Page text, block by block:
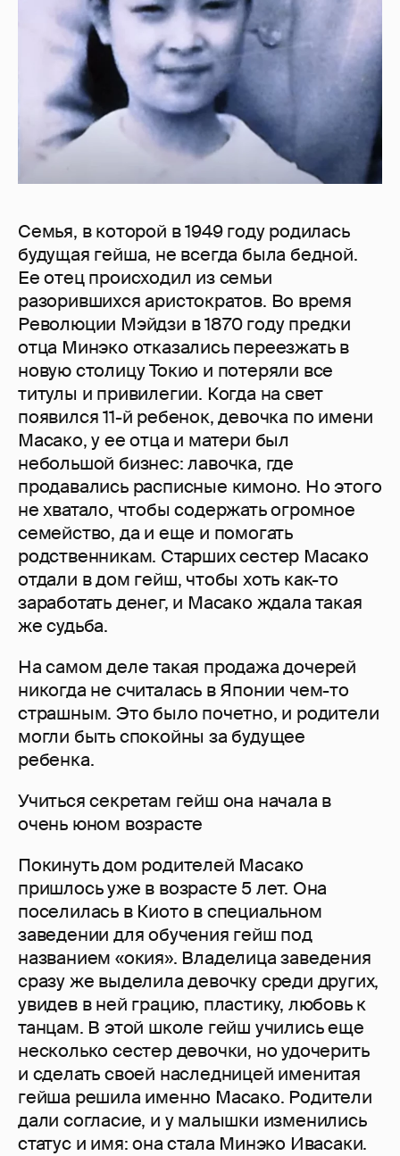
Cемья, в которой в 1949 году родилась
будущая гейша, не всегда была бедной.
Ее отец происходил из семьи
разорившихся аристократов. Во время
Революции Мэйдзи в 1870 году предки
отца Минэко отказались переезжать в
новую столицу Токио и потеряли все
титулы и привилегии. Когда на свет
появился 11-й ребенок, девочка по имени
Масако, у ее отца и матери был
небольшой бизнес: лавочка, где
продавались расписные кимоно. Но этого
не хватало, чтобы содержать огромное
семейство, да и еще и помогать
родственникам. Старших сестер Масако
отдали в дом гейш, чтобы хоть как-то
заработать денег, и Масако ждала такая
же судьба.
На самом деле такая продажа дочерей
никогда не считалась в Японии чем-то
страшным. Это было почетно, и родители
могли быть спокойны за будущее
ребенка.
Учиться секретам гейш она начала в
очень юном возрасте
Покинуть дом родителей Масако
пришлось уже в возрасте 5 лет. Она
поселилась в Киото в специальном
заведении для обучения гейш под
названием «окия». Владелица заведения
сразу же выделила девочку среди других,
увидев в ней грацию, пластику, любовь к
танцам. В этой школе гейш учились еще
несколько сестер девочки, но удочерить
и сделать своей наследницей именитая
гейша решила именно Масако. Родители
дали согласие, и у малышки изменились
статус и имя: она стала Минэко Ивасаки.